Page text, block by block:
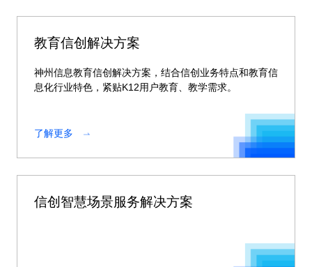
教育信创解决方案
神州信息教育信创解决方案，结合信创业务特点和教育信
息化行业特色，紧贴K12用户教育、教学需求。
了解更多
信创智慧场景服务解决方案